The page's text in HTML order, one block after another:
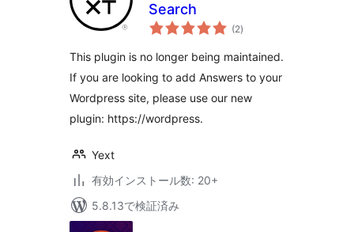
Search
(2個
の
価
)
This plugin is no longer being maintained.
If you are looking to add Answers to your
Wordpress site, please use our new
plugin: https://wordpress.
Yext
有効インストール数: 20+
5.8.13で検証済み